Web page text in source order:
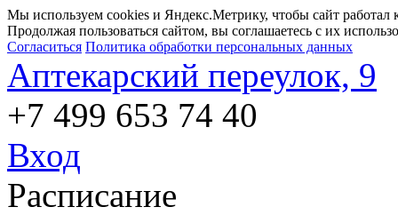
Мы используем cookies и Яндекс.Метрику, чтобы сайт работал
Продолжая пользоваться сайтом, вы соглашаетесь с их
Согласиться Политика обработки персональных данных
Аптекарский переулок, 9
+7 499 653 74 40
Вход
Расписание